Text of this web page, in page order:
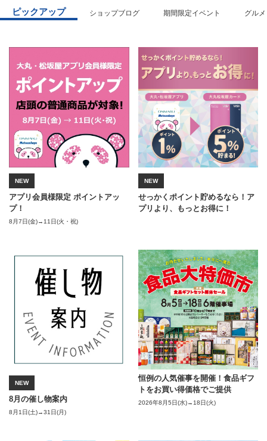
ピックアップ ショップブログ 期間限定イベント グルメ
NEW
アプリ会員様限定 ポイントアッ
プ！
8月7日(金)→11日(火・祝)
NEW
せっかくポイント貯めるなら！ア
プリより、もっとお得に！
NEW
8月の催し物案内
8月1日(土)→31日(月)
恒例の人気催事を開催！食品ギフ
トをお買い得価格でご提供
2026年8月5日(水)→18日(火)